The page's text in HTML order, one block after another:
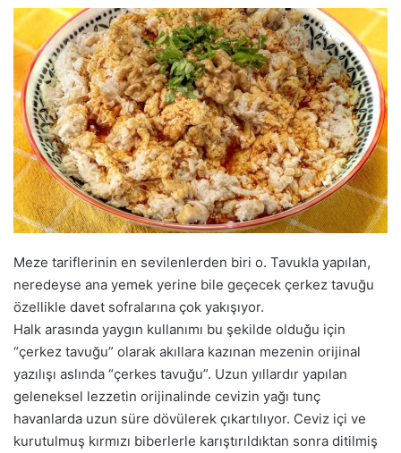
r
e
-
p
o
s
t
a
g
ö
n
d
e
r
Meze tariflerinin en sevilenlerden biri o. Tavukla yapılan,
neredeyse ana yemek yerine bile geçecek çerkez tavuğu
özellikle davet sofralarına çok yakışıyor.
Halk arasında yaygın kullanımı bu şekilde olduğu için
“çerkez tavuğu” olarak akıllara kazınan mezenin orijinal
yazılışı aslında “çerkes tavuğu”. Uzun yıllardır yapılan
geleneksel lezzetin orijinalinde cevizin yağı tunç
havanlarda uzun süre dövülerek çıkartılıyor. Ceviz içi ve
kurutulmuş kırmızı biberlerle karıştırıldıktan sonra ditilmiş